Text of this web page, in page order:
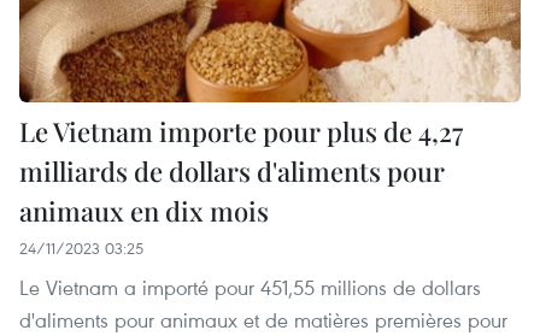
Le Vietnam importe pour plus de 4,27
milliards de dollars d'aliments pour
animaux en dix mois
24/11/2023 03:25
Le Vietnam a importé pour 451,55 millions de dollars
d'aliments pour animaux et de matières premières pour